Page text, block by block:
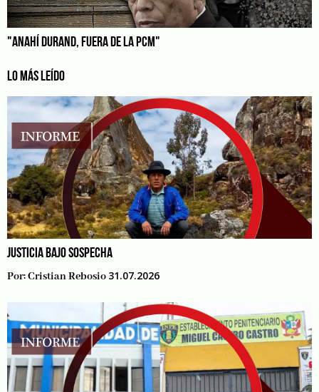
"ANAHÍ DURAND, FUERA DE LA PCM"
LO MÁS LEÍDO
JUSTICIA BAJO SOSPECHA
Por:Cristian Rebosio 31.07.2026